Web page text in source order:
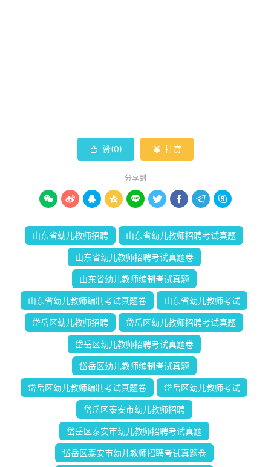
 赞(0)  打赏
分享到
        
山东省幼儿教师招聘 山东省幼儿教师招聘考试真题
山东省幼儿教师招聘考试真题卷
山东省幼儿教师编制考试真题
山东省幼儿教师编制考试真题卷 山东省幼儿教师考试
岱岳区幼儿教师招聘 岱岳区幼儿教师招聘考试真题
岱岳区幼儿教师招聘考试真题卷
岱岳区幼儿教师编制考试真题
岱岳区幼儿教师编制考试真题卷 岱岳区幼儿教师考试
岱岳区泰安市幼儿教师招聘
岱岳区泰安市幼儿教师招聘考试真题
岱岳区泰安市幼儿教师招聘考试真题卷